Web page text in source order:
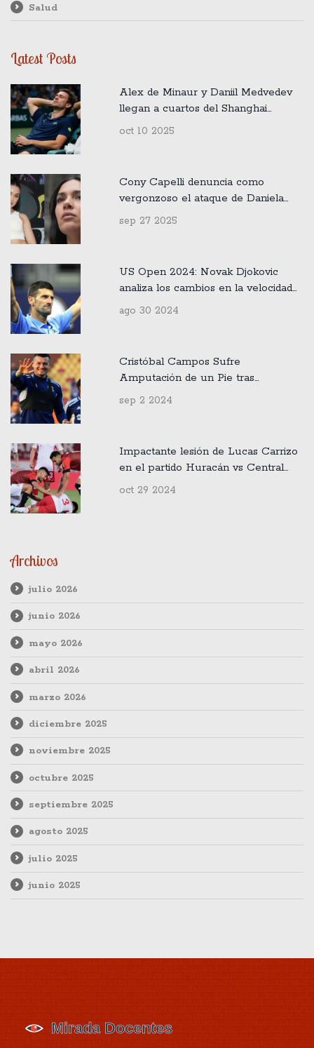
Salud
Latest Posts
Alex de Minaur y Daniil Medvedev
llegan a cuartos del Shanghai
Masters 2025
oct 10 2025
Cony Capelli denuncia como
vergonzoso el ataque de Daniela
Aránguiz a sus adicciones
sep 27 2025
US Open 2024: Novak Djokovic
analiza los cambios en la velocidad
de las pistas
ago 30 2024
Cristóbal Campos Sufre
Amputación de un Pie tras
Accidente en Ruta 78: Detalles y
Reacciones
sep 2 2024
Impactante lesión de Lucas Carrizo
en el partido Huracán vs Central
Córdoba
oct 29 2024
Archivos
julio 2026
junio 2026
mayo 2026
abril 2026
marzo 2026
diciembre 2025
noviembre 2025
octubre 2025
septiembre 2025
agosto 2025
julio 2025
junio 2025